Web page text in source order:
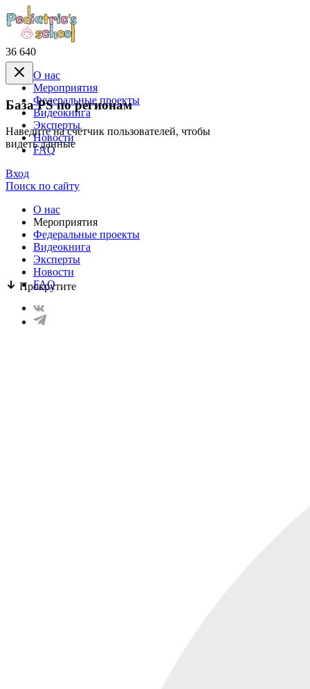
36 640
База PS по регионам
Наведите на счётчик пользователей, чтобы
видеть данные
Прокрутите
О нас
Mероприятия
Федеральные проекты
Видеокнига
Эксперты
Новости
FAQ
Вход
Поиск по сайту
О нас
Mероприятия
Федеральные проекты
Видеокнига
Эксперты
Новости
FAQ